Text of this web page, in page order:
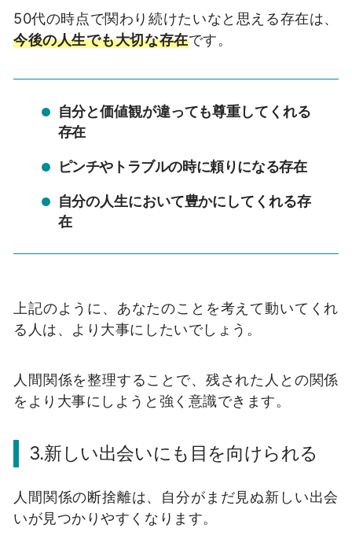
50代の時点で関わり続けたいなと思える存在は、
今後の人生でも大切な存在です。
自分と価値観が違っても尊重してくれる
存在
ピンチやトラブルの時に頼りになる存在
自分の人生において豊かにしてくれる存
在
上記のように、あなたのことを考えて動いてくれ
る人は、より大事にしたいでしょう。
人間関係を整理することで、残された人との関係
をより大事にしようと強く意識できます。
3.新しい出会いにも目を向けられる
人間関係の断捨離は、自分がまだ見ぬ新しい出会
いが見つかりやすくなります。